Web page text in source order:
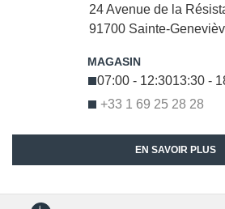
24 Avenue de la
91700 Sainte-
+33 1 69 25 28 28
07:00 - 12:3013:30 -
EN SAVOIR PLUS